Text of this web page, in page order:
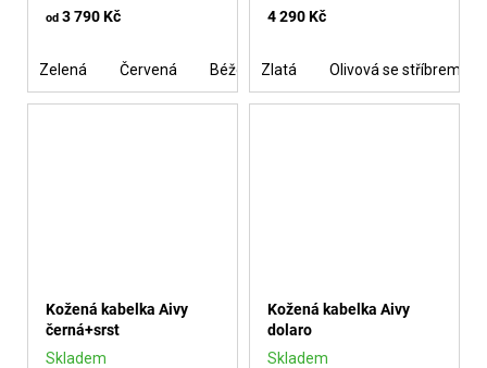
od 3 790 Kč
Zelená Červená Béžová Černá Bronzová
4 290 Kč
Zlatá Olivová se stříbrem
Kožená kabelka Aivy
černá+srst
Skladem
Kožená kabelka Aivy
dolaro
Skladem